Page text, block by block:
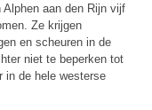
aan den Rijn vijf
Ze krijgen
en scheuren in de
niet te beperken tot
in de hele westerse